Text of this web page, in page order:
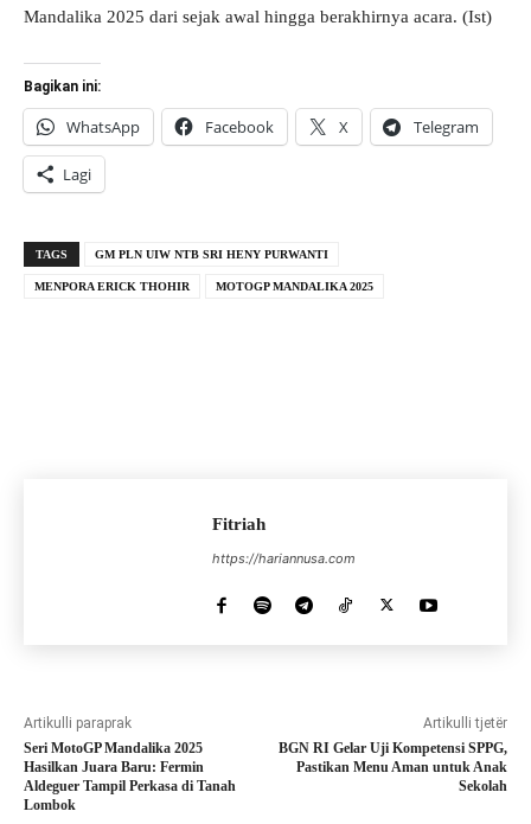
Mandalika 2025 dari sejak awal hingga berakhirnya acara. (Ist)
Bagikan ini:
WhatsApp Facebook X Telegram
Lagi
TAGS GM PLN UIW NTB SRI HENY PURWANTI
MENPORA ERICK THOHIR MOTOGP MANDALIKA 2025
Fitriah
https://hariannusa.com
Artikulli paraprak
Seri MotoGP Mandalika 2025
Hasilkan Juara Baru: Fermin
Aldeguer Tampil Perkasa di Tanah
Lombok
Artikulli tjetër
BGN RI Gelar Uji Kompetensi SPPG,
Pastikan Menu Aman untuk Anak
Sekolah